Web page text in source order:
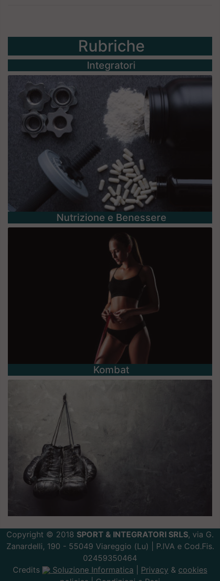
Rubriche
Integratori
Nutrizione e Benessere
Kombat
Copyright © 2018 SPORT & INTEGRATORI SRLS, via G.
Zanardelli, 190 - 55049 Viareggio (Lu) | P.IVA e Cod.Fis.
02459350464
Credits
Soluzione Informatica Privacy & cookies